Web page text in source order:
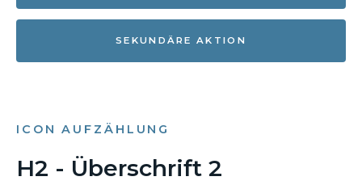
SEKUNDÄRE AKTION
ICON AUFZÄHLUNG
H2 - Überschrift 2